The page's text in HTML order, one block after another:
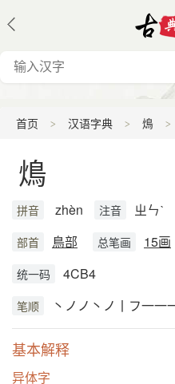
首页 汉语字典 䲴
䲴
拼音 zhèn 注音 ㄓㄣˋ
部首 鳥部 总笔画 15画
统一码 4CB4
笔顺 丶ノノ丶ノ丨フ一一
基本解释
异体字